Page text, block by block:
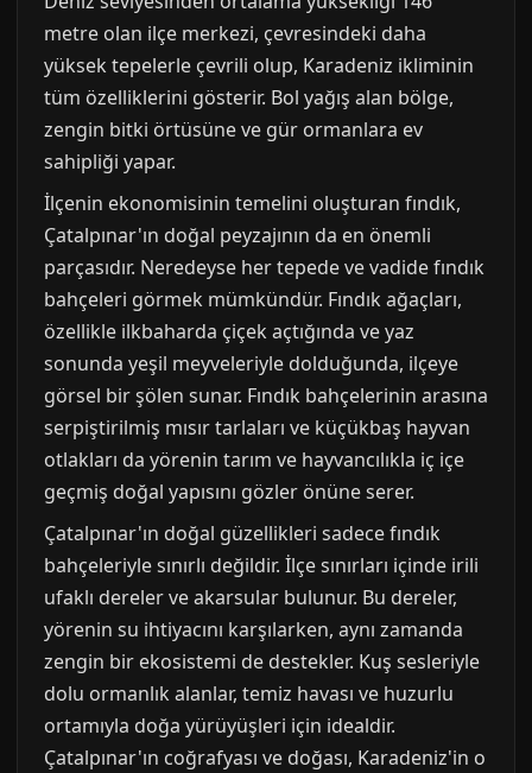
metre olan ilçe merkezi, çevresindeki daha
yüksek tepelerle çevrili olup, Karadeniz ikliminin
tüm özelliklerini gösterir. Bol yağış alan bölge,
zengin bitki örtüsüne ve gür ormanlara ev
sahipliği yapar.
İlçenin ekonomisinin temelini oluşturan fındık,
Çatalpınar'ın doğal peyzajının da en önemli
parçasıdır. Neredeyse her tepede ve vadide fındık
bahçeleri görmek mümkündür. Fındık ağaçları,
özellikle ilkbaharda çiçek açtığında ve yaz
sonunda yeşil meyveleriyle dolduğunda, ilçeye
görsel bir şölen sunar. Fındık bahçelerinin arasına
serpiştirilmiş mısır tarlaları ve küçükbaş hayvan
otlakları da yörenin tarım ve hayvancılıkla iç içe
geçmiş doğal yapısını gözler önüne serer.
Çatalpınar'ın doğal güzellikleri sadece fındık
bahçeleriyle sınırlı değildir. İlçe sınırları içinde irili
ufaklı dereler ve akarsular bulunur. Bu dereler,
yörenin su ihtiyacını karşılarken, aynı zamanda
zengin bir ekosistemi de destekler. Kuş sesleriyle
dolu ormanlık alanlar, temiz havası ve huzurlu
ortamıyla doğa yürüyüşleri için idealdir.
Çatalpınar'ın coğrafyası ve doğası, Karadeniz'in o